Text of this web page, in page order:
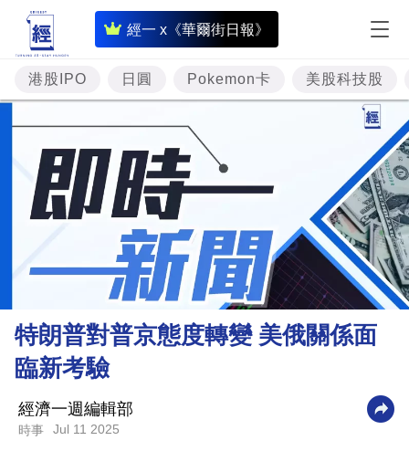
經一 x《華爾街日報》
即
時
財
經
專
題
投
資
樓
市
財
業
科
港股IPO 日圓 Pokemon卡 美股科技股
特朗普對普京態度轉變 美俄關係面
臨新考驗
經濟一週編輯部
時事 Jul 11 2025